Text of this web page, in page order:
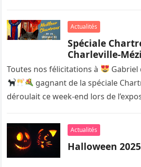
Actualités
Spéciale
Charleville-
Toutes nos félicitations à
Gabriel
gagnant de la spéciale
déroulait ce week-end lors de
Actualités
Halloween 2025